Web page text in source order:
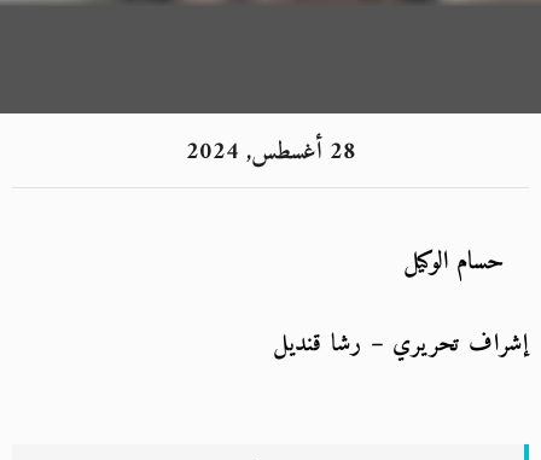
28 أغسطس, 2024
حسام الوكيل
إشراف تحريري – رشا قنديل